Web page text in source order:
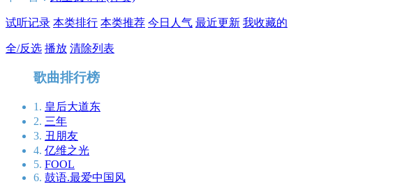
试听记录 本类排行 本类推荐 今日人气 最近更新 我收藏的
全/反选 播放 清除列表
歌曲排行榜
1. 皇后大道东
2. 三年
3. 丑朋友
4. 亿维之光
5. FOOL
6. 鼓语.最爱中国风